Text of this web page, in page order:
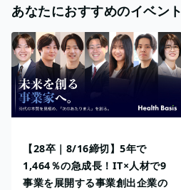
あなたにおすすめのイベント
【28卒｜8/16締切】5年で
1,464％の急成長！IT×人材で9
事業を展開する事業創出企業の